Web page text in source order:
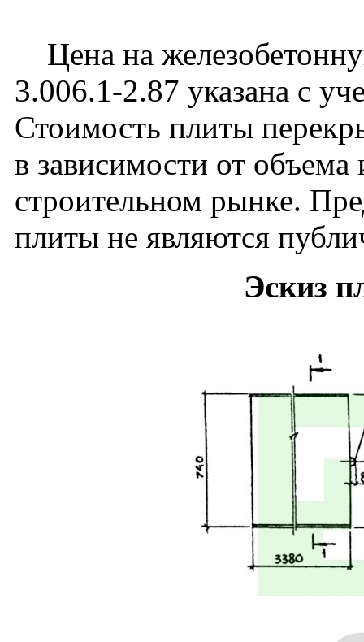
Цена на
3.006.1-2.87 указана с
Стоимость плиты
в зависимости от
строительном рынке.
плиты не являются
Эскиз